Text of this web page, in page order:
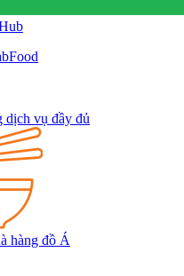
dịch vụ đầy đủ
hàng đồ Á